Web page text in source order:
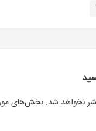
نخواهد شد. بخش‌های